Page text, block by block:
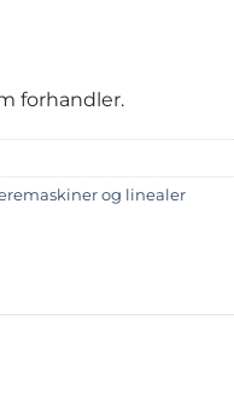
forhandler.
og linealer